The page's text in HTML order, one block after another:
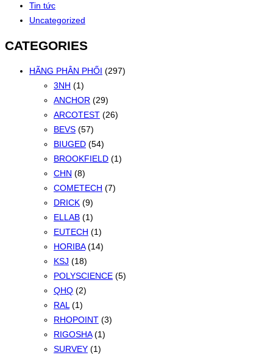
Tin tức
Uncategorized
CATEGORIES
HÃNG PHÂN PHỐI (297)
3NH (1)
ANCHOR (29)
ARCOTEST (26)
BEVS (57)
BIUGED (54)
BROOKFIELD (1)
CHN (8)
COMETECH (7)
DRICK (9)
ELLAB (1)
EUTECH (1)
HORIBA (14)
KSJ (18)
POLYSCIENCE (5)
QHQ (2)
RAL (1)
RHOPOINT (3)
RIGOSHA (1)
SURVEY (1)